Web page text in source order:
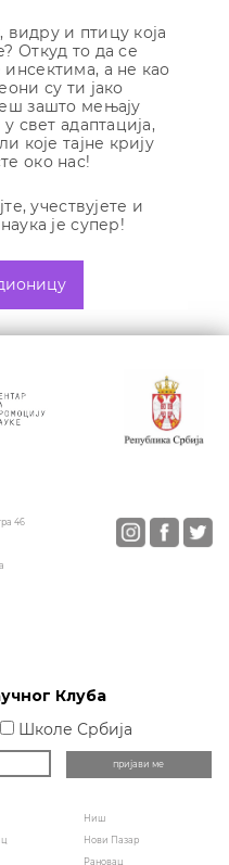
видру и птицу која
Откуд то да се
а не као
су ти јако
зашто мењају
свет адаптација,
које тајне крију
око нас!
учествујете и
је супер!
46
Клуба
Школе Србија
Ниш
Нови Пазар
Рановац